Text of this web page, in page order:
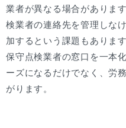
業者が異なる場合がありま
検業者の連絡先を管理しな
加するという課題もあります
保守点検業者の窓口を一本
ーズになるだけでなく、労
がります。